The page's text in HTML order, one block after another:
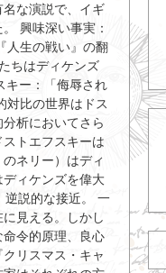
な演説で、イギ
興味深い事実：
人生の戦い』の翻
ちはディケンズ
キー：「侮辱され
対比の世界はドス
析においてさら
トエフスキーは
ネリー）はディ
ィケンズを偉大
逆説的な接近。 一
見える。しかし
令的原理、良心
リスマス・キャ